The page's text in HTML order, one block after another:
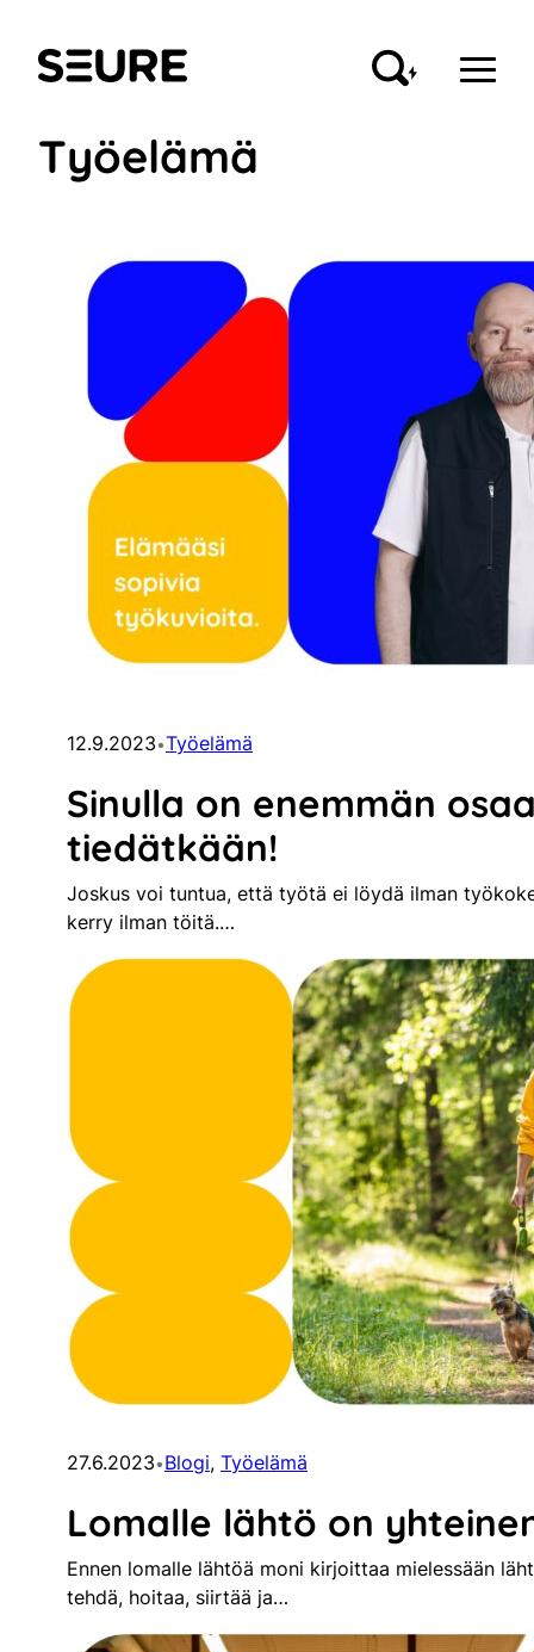
sisältöön
Seure
Työelämä
12.9.2023•Työelämä
Sinulla on enemmän
tiedätkään!
Joskus voi tuntua, että työtä ei löydä ilman
kerry ilman töitä.…
27.6.2023•Blogi, Työelämä
Lomalle lähtö on
Ennen lomalle lähtöä moni kirjoittaa mielessään
tehdä, hoitaa, siirtää ja…